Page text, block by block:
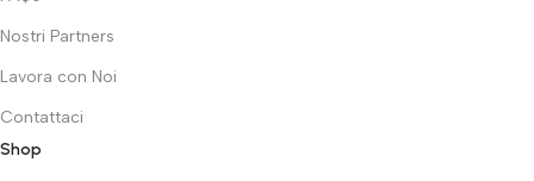
Nostri Partners
Lavora con Noi
Contattaci
Shop